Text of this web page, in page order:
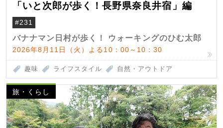
「いと次郎が歩く！長野県奈良井宿」編
#231
バナナマン日村が歩く！ ウォーキングのひむ太郎
2026年8月11日（火）よる10：00～10：30
趣味 ライフスタイル 自然・アウトドア
旅・くらし